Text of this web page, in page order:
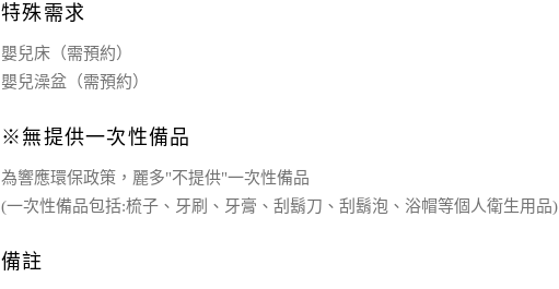
特殊需求
嬰兒床（需預約）
嬰兒澡盆（需預約）
※無提供一次性備品
為響應環保政策，麗多"不提供"一次性備品
(一次性備品包括:梳子、牙刷、牙膏、刮鬍刀、刮鬍泡、浴帽等個人衛生用品)
備註